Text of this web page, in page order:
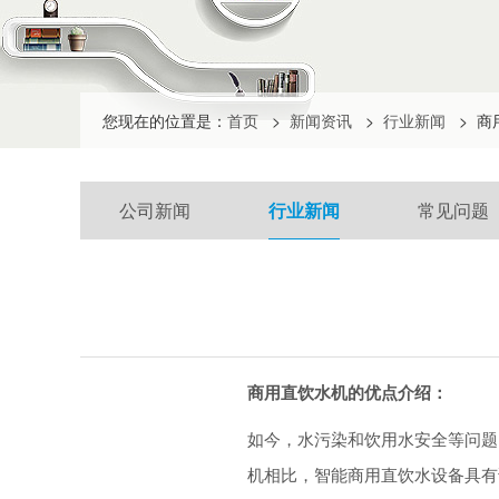
您现在的位置是： 首页 > 新闻资讯 > 行业新闻 > 商
公司新闻 行业新闻 常见问题
商用直饮水机的优点介绍：
如今，水污染和饮用水安全等问
机相比，智能商用直饮水设备具